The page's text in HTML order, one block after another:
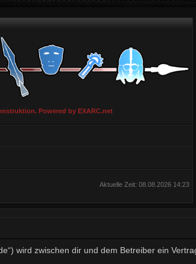
Powered by EXARC.net
Aktuelle Zeit: 08.08.2026 14:23
wird zwischen dir und dem Betreiber ein